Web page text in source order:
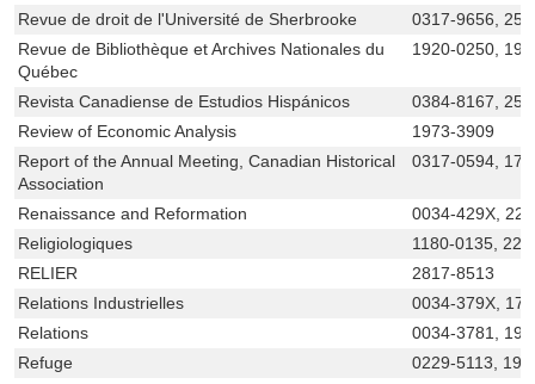
Revue de droit de l'Université de Sherbrooke
0317-9656,
Revue de Bibliothèque et Archives Nationales du
Québec
1920-0250,
Revista Canadiense de Estudios Hispánicos
0384-8167,
Review of Economic Analysis
1973-3909
Report of the Annual Meeting, Canadian Historical
Association
0317-0594,
Renaissance and Reformation
0034-429X,
Religiologiques
1180-0135,
RELIER
2817-8513
Relations Industrielles
0034-379X,
Relations
0034-3781,
Refuge
0229-5113,